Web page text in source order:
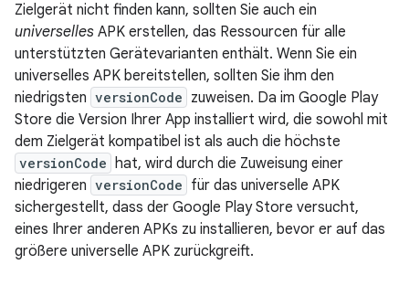
Zielgerät nicht finden kann, sollten Sie auch ein
universelles APK erstellen, das Ressourcen für alle
unterstützten Gerätevarianten enthält. Wenn Sie ein
universelles APK bereitstellen, sollten Sie ihm den
niedrigsten versionCode zuweisen. Da im Google Play
Store die Version Ihrer App installiert wird, die sowohl mit
dem Zielgerät kompatibel ist als auch die höchste
versionCode hat, wird durch die Zuweisung einer
niedrigeren versionCode für das universelle APK
sichergestellt, dass der Google Play Store versucht,
eines Ihrer anderen APKs zu installieren, bevor er auf das
größere universelle APK zurückgreift.